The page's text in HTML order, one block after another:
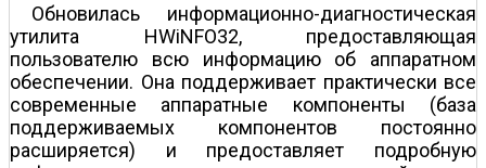
Обновилась информационно-диагностическая
утилита HWiNFO32, предоставляющая
пользователю всю информацию об аппаратном
обеспечении. Она поддерживает практически все
современные аппаратные компоненты (база
поддерживаемых компонентов постоянно
расширяется) и предоставляет подробную